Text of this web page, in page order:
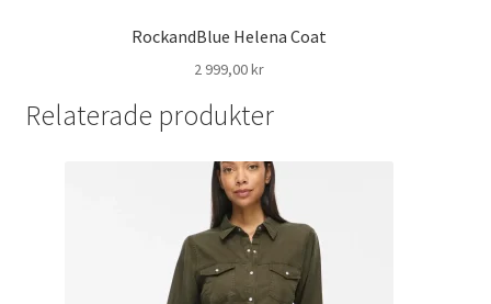
RockandBlue Helena Coat
2 999,00kr
Relaterade produkter